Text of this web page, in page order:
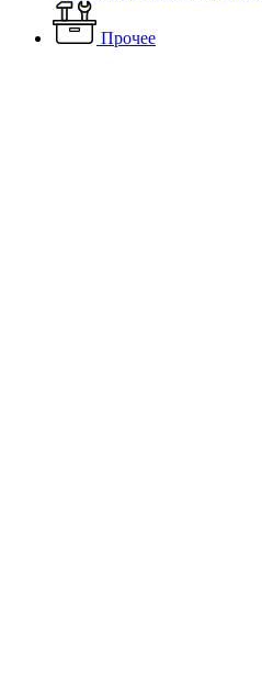
Прочее